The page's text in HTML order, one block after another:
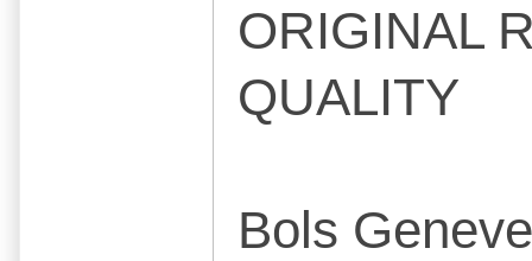
ORIGINAL
QUALITY
Bols